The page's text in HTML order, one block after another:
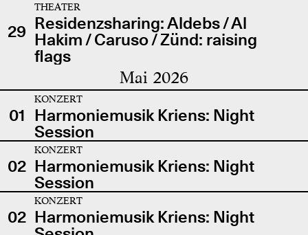
29
THEATER
Residenzsharing: Aldebs / Al
Hakim / Caruso / Zünd: raising
flags
Mai 2026
01
KONZERT
Harmoniemusik Kriens: Night
Session
02
KONZERT
Harmoniemusik Kriens: Night
Session
02
KONZERT
Harmoniemusik Kriens: Night